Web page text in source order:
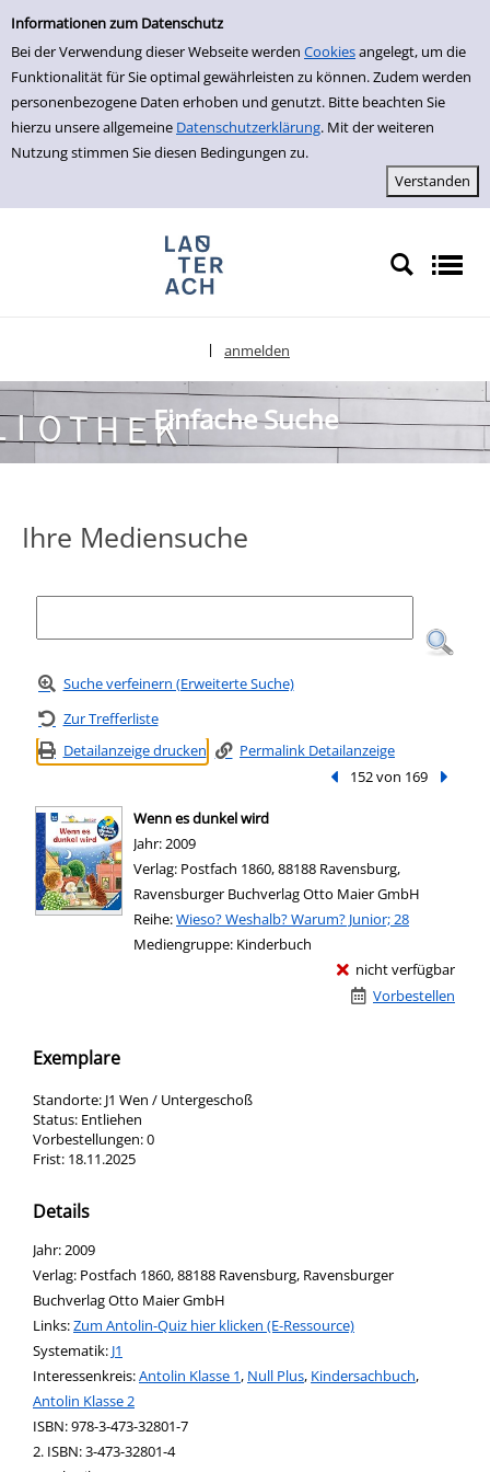
Einfache Suche
Informationen zum Datenschutz
Bei der Verwendung dieser Webseite werden Cookiesangelegt, um die
Funktionalität für Sie optimal gewährleisten zu können. Zudem werden
personenbezogene Daten erhoben und genutzt. Bitte beachten Sie
hierzu unsere allgemeine Datenschutzerklärung. Mit der weiteren
Nutzung stimmen Sie diesen Bedingungen zu.
zur Navigation springen
zum Inhalt springen
Zur Detailanzeige springen
anmelden
Einfache Suche
Ihre Mediensuche
Suche verfeinern (Erweiterte Suche)
Zur Trefferliste
Detailanzeige drucken
Permalink Detailanzeige
Vorheriger Treffer
152 von 169
Wenn es dunkel wird
Suche nach diesem Verfasser
Jahr:2009
Verlag: Postfach 1860, 88188 Ravensburg,
Ravensburger Buchverlag Otto Maier GmbH
Reihe:Wieso? Weshalb? Warum? Junior; 28
Mediengruppe: Kinderbuch
nicht verfügbar
Vorbestellen
Exemplare
Standorte: J1 Wen / Untergeschoß
Status: Entliehen
Vorbestellungen:0
Frist: 18.11.2025
Details
Suche nach diesem Verfasser
Jahr:2009
Verlag: Postfach 1860, 88188 Ravensburg, Ravensburger
Buchverlag Otto Maier GmbH
opens in new tab
Links:Diesen Link in neuem Tab öffnen
Zum Antolin-Quiz hier klicken (E-Ressource)
Systematik: Suche nach dieser Systematik
J1
Interessenkreis:Suche nach diesem Interessenskreis
Antolin Klasse 1, Null Plus, Kindersachbuch,
Antolin Klasse 2
ISBN:978-3-473-32801-7
2. ISBN:3-473-32801-4